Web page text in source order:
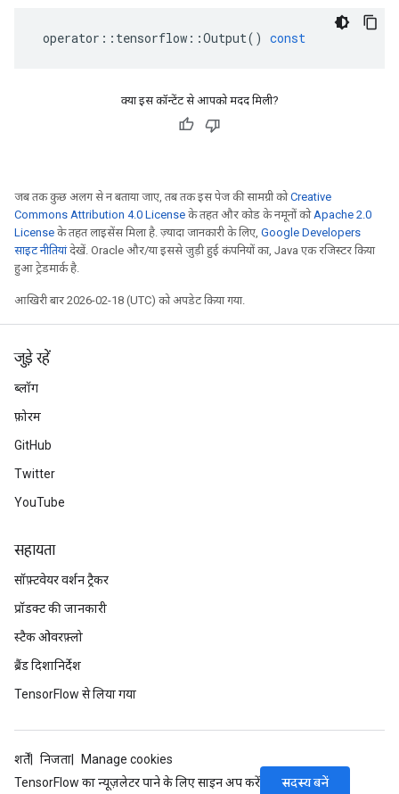
operator :: tensorflow ::Output() const
क्या इस कॉन्टेंट से आपको मदद मिली?
जब तक कुछ अलग से न बताया जाए, तब तक इस पेज की सामग्री कोCreative
Commons Attribution 4.0 License के तहत और कोड के नमूनों कोApache 2.0
License के तहत लाइसेंस मिला है. ज़्यादा जानकारी के लिए, Google Developers
साइट नीतियांदेखें. Oracle और/या इससे जुड़ी हुई कंपनियों का, Java एक रजिस्टर किया
हुआ ट्रेडमार्क है.
आखिरी बार 2026-02-18 (UTC) को अपडेट किया गया.
जुड़े रहें
ब्लॉग
फ़ोरम
GitHub
Twitter
YouTube
सहायता
सॉफ़्टवेयर वर्शन ट्रैकर
प्रॉडक्ट की जानकारी
स्टैक ओवरफ़्लो
ब्रैंड दिशानिर्देश
TensorFlow से लिया गया
शर्तें निजता
Manage cookies
TensorFlow का न्यूज़लेटर पाने के लिए साइन अप करें
सदस्य बनें